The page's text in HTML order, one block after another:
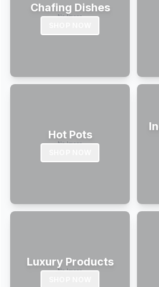
Chafing Dishes
Hot Pots
Luxury Products